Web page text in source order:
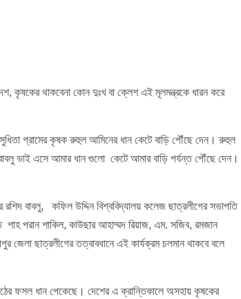
কৃষকের থাকবেনা কোন দুঃখ বা ক্লেশ এই মূলমন্ত্রকে ধারন করে
গ্রামের কৃষক রুহুল আমিনের ধান কেটে বাড়ি পৌঁছে দেন। রুহুল
ভাই এসে আমার ধান গুলো কেটে আমার বাড়ি পর্যন্ত পৌঁছে দেন।
রশিদ বাবলু, কফিল উদ্দিন বিশ্ববিদ্যালয় কলেজ ছাত্রলীগের সভাপতি
শাহ পরান শাকিল, কাউছার আহাম্মদ রিয়াজ, এম. সজিব, রমজান
জেলা ছাত্রলীগের তত্বাবধানে এই কার্যক্রম চলমান থাকবে বলে
ফসল ধান পেকেছে। দেশের এ ক্রান্তিকালে অসহায় কৃষকের